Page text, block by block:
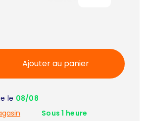
Ajouter au panier
le 08/08
Sous 1 heure